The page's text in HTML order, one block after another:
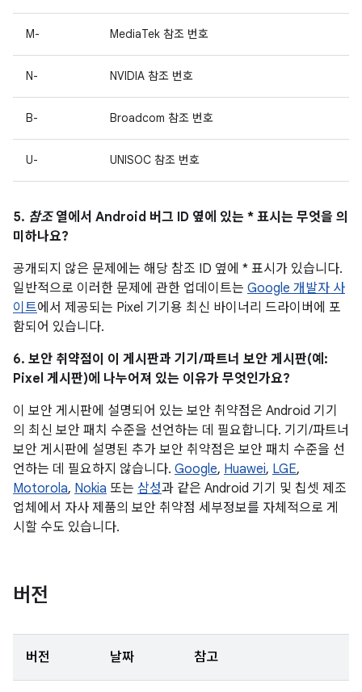
M- MediaTek 참조 번호
N- NVIDIA 참조 번호
B- Broadcom 참조 번호
U- UNISOC 참조 번호
5. 참조열에서 Android 버그 ID 옆에 있는 * 표시는 무엇을 의
미하나요?
공개되지 않은 문제에는 해당 참조 ID 옆에 * 표시가 있습니다.
일반적으로 이러한 문제에 관한 업데이트는 Google 개발자 사
이트에서 제공되는 Pixel 기기용 최신 바이너리 드라이버에 포
함되어 있습니다.
6. 보안 취약점이 이 게시판과 기기/파트너 보안 게시판(예:
Pixel 게시판)에 나누어져 있는 이유가 무엇인가요?
이 보안 게시판에 설명되어 있는 보안 취약점은 Android 기기
의 최신 보안 패치 수준을 선언하는 데 필요합니다. 기기/파트너
보안 게시판에 설명된 추가 보안 취약점은 보안 패치 수준을 선
언하는 데 필요하지 않습니다. Google, Huawei, LGE,
Motorola, Nokia 또는 삼성과 같은 Android 기기 및 칩셋 제조
업체에서 자사 제품의 보안 취약점 세부정보를 자체적으로 게
시할 수도 있습니다.
버전
버전 날짜 참고